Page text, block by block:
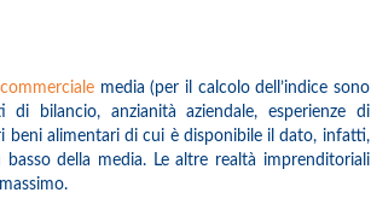
media (per il calcolo dell’indice sono
bilancio, anzianità aziendale, esperienze di
beni alimentari di cui è disponibile il dato, infatti,
della media. Le altre realtà imprenditoriali